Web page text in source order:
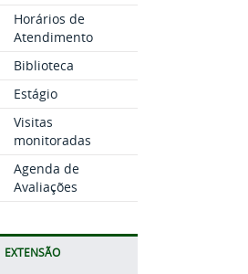
Horários de
Atendimento
Biblioteca
Estágio
Visitas
monitoradas
Agenda de
Avaliações
EXTENSÃO